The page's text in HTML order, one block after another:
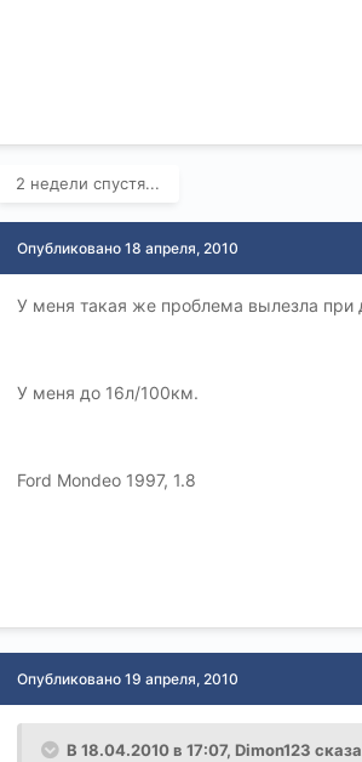
2 недели спустя...
Опубликовано 18 апреля, 2010
У меня такая же проблема вылезла при
У меня до 16л/100км.
Ford Mondeo 1997, 1.8
Опубликовано 19 апреля, 2010
В 18.04.2010 в 17:07, Dimon123